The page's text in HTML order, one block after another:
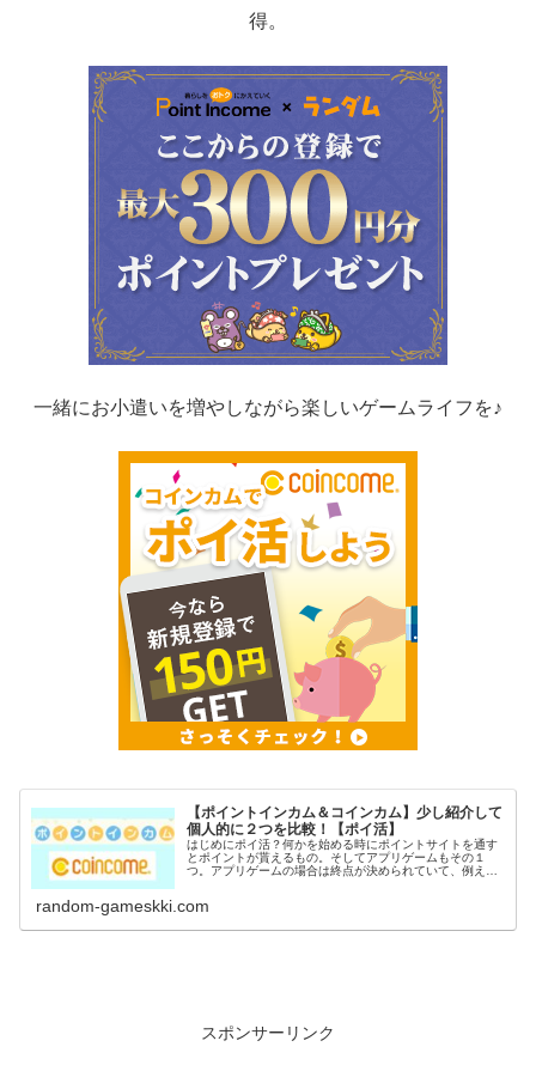
得。
一緒にお小遣いを増やしながら楽しいゲームライフを♪
【ポイントインカム＆コインカム】少し紹介して
個人的に２つを比較！【ポイ活】
はじめにポイ活？何かを始める時にポイントサイトを通す
とポイントが貰えるもの。そしてアプリゲームもその１
つ。アプリゲームの場合は終点が決められていて、例えば
random-gameskki.com
スポンサーリンク